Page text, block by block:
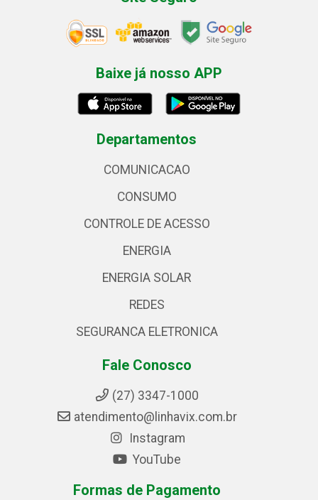
Baixe já nosso APP
Departamentos
COMUNICACAO
CONSUMO
CONTROLE DE ACESSO
ENERGIA
ENERGIA SOLAR
REDES
SEGURANCA ELETRONICA
Fale Conosco
(27) 3347-1000
atendimento@linhavix.com.br
Instagram
YouTube
Formas de Pagamento